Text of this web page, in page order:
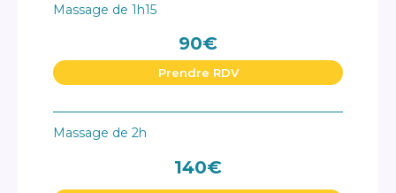
Massage de 1h15
90€
Prendre RDV
Massage de 2h
140€